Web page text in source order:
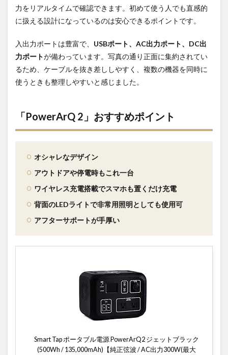
力をリアルタイムで確認できます。初めて使う人でも直感的
に扱える設計になっているのは安心できるポイントです。
入出力ポートは豊富で、 USBポート、AC出力ポート、DC出
力ポートが備わっています。写真の通り正面に集約されてい
るため、ケーブルを抜き差ししやすく、複数の機器を同時に
使うときも整理しやすいと感じました。
「PowerArQ 2」おすすめポイント
オシャレなデザイン
アウトドアや停電時もこれ一台
ワイヤレス充電搭載でスマホも置くだけ充電
背面のLEDライトで非常用照明としても使用可
アフターサポートが手厚い
Smart Tap ポータブル電源 PowerArQ2 ジェットブラック
(500Wh / 135,000mAh)【純正弦波 / AC出力300W(最大